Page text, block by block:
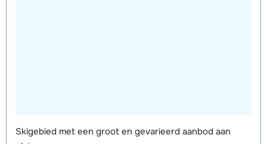
Skigebied met een groot en gevarieerd aanbod aan